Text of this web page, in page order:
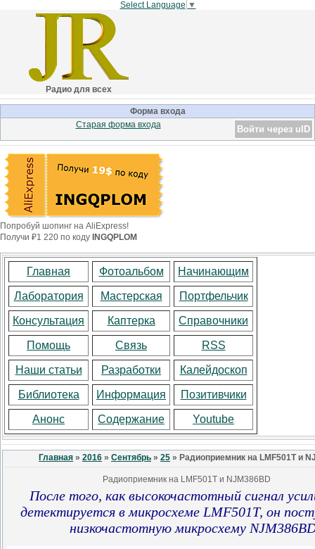
Select Language ▼
Радио для всех
Форма входа
Войти через uID
Старая форма входа
Попробуй шопинг на AliExpress!
Получи ₽1 220 по коду INGQPLOM
Главная Фотоальбом Начинающим
Лаборатория Мастерская Портфельчик
Консультация Каптерка Справочники
Помощь Связь RSS
Наши статьи Разработки Калейдоскоп
Библиотека Информация Позитивчики
Анонс Содержание Youtube
Главная » 2016 » Сентябрь » 25 » Радиоприемник на LMF501T и
Радиоприемник на LMF501T и NJM386BD
После того, как высокочастотный сигнал
детектируется в микросхеме LMF501T, он
низкочастотную микросхему